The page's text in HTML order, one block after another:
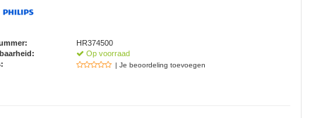
HR374500
Op voorraad
| Je beoordeling toevoegen